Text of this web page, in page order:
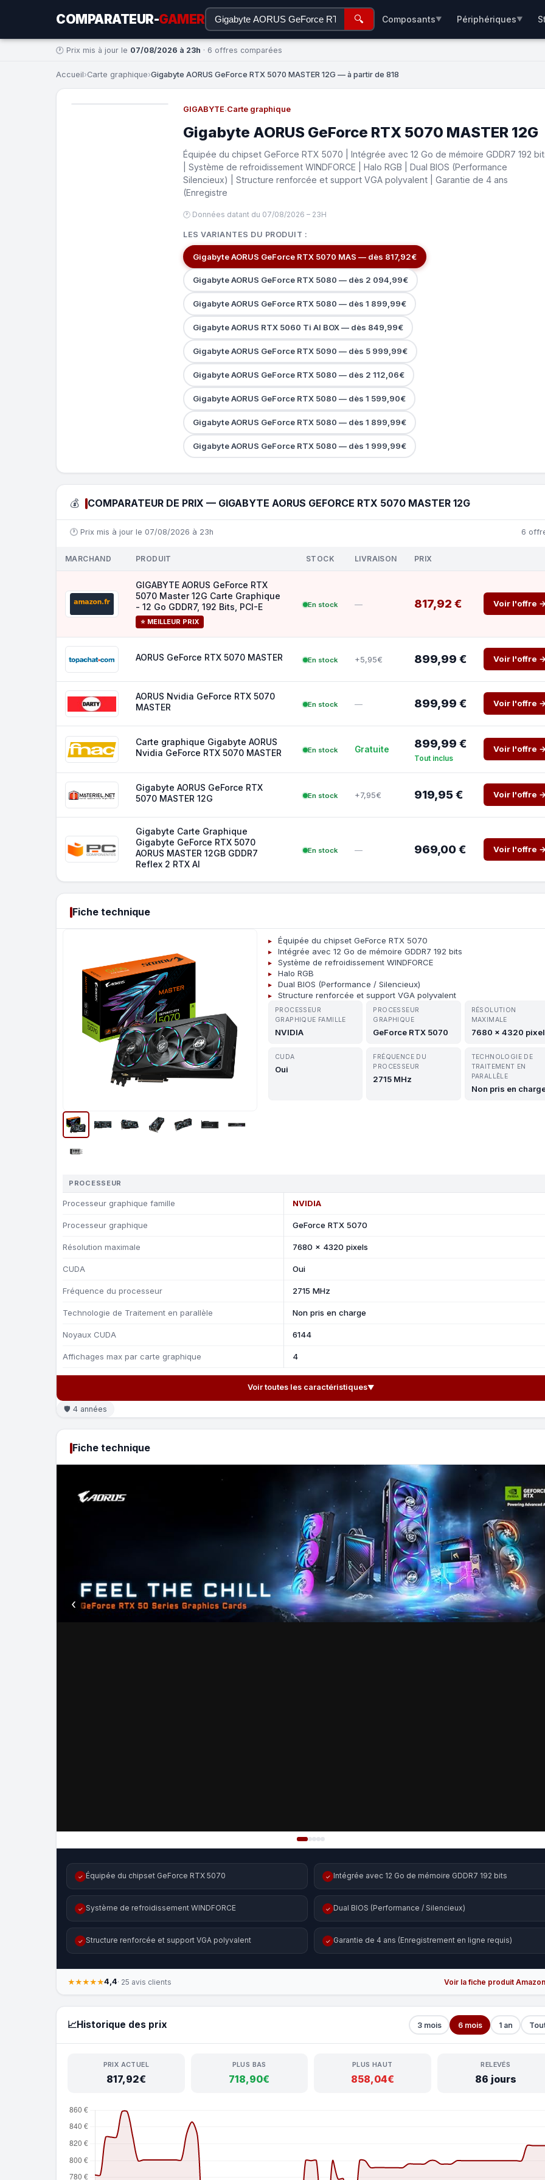
COMPARATEUR-GAMER 🔍 Composants▼ Périphériques▼
🕐 Prix mis à jour le 07/08/2026 à 23h · 6 offres comparées
Accueil›Carte graphique›Gigabyte AORUS GeForce RTX 5070 MASTER 12G — à partir de 818
GIGABYTE·Carte graphique
Gigabyte AORUS GeForce RTX 5070 MASTER 12G
Équipée du chipset GeForce RTX 5070 | Intégrée avec 12 Go de mémoire GDDR7 192
| Système de refroidissement WINDFORCE | Halo RGB | Dual BIOS (Performance
Silencieux) | Structure renforcée et support VGA polyvalent | Garantie de 4 ans
(Enregistre
🕐 Données datant du 07/08/2026 – 23H
LES VARIANTES DU PRODUIT :
Gigabyte AORUS GeForce RTX 5070 MAS — dès 817,92€
Gigabyte AORUS GeForce RTX 5080 — dès 2 094,99€
Gigabyte AORUS GeForce RTX 5080 — dès 1 899,99€
Gigabyte AORUS RTX 5060 Ti AI BOX — dès 849,99€
Gigabyte AORUS GeForce RTX 5090 — dès 5 999,99€
Gigabyte AORUS GeForce RTX 5080 — dès 2 112,06€
Gigabyte AORUS GeForce RTX 5080 — dès 1 599,90€
Gigabyte AORUS GeForce RTX 5080 — dès 1 899,99€
Gigabyte AORUS GeForce RTX 5080 — dès 1 999,99€
💰 COMPARATEUR DE PRIX — GIGABYTE AORUS GEFORCE RTX 5070 MASTER 12G
🕐 Prix mis à jour le 07/08/2026 à 23h 6
MARCHAND PRODUIT STOCK LIVRAISON PRIX
GIGABYTE AORUS GeForce RTX
5070 Master 12G Carte Graphique
- 12 Go GDDR7, 192 Bits, PCI-E
⭐ MEILLEUR PRIX
En stock — 817,92 € Voir l'offre
AORUS GeForce RTX 5070 MASTER En stock +5,95€ 899,99 € Voir l'offre
AORUS Nvidia GeForce RTX 5070
MASTER
En stock — 899,99 € Voir l'offre
Carte graphique Gigabyte AORUS
Nvidia GeForce RTX 5070 MASTER
En stock Gratuite 899,99 €
Tout inclus
Voir l'offre
Gigabyte AORUS GeForce RTX
5070 MASTER 12G
En stock +7,95€ 919,95 € Voir l'offre
Gigabyte Carte Graphique
Gigabyte GeForce RTX 5070
AORUS MASTER 12GB GDDR7
Reflex 2 RTX AI
En stock — 969,00 € Voir l'offre
Fiche technique
Équipée du chipset GeForce RTX 5070
Intégrée avec 12 Go de mémoire GDDR7 192 bits
Système de refroidissement WINDFORCE
Halo RGB
Dual BIOS (Performance / Silencieux)
Structure renforcée et support VGA polyvalent
PROCESSEUR
GRAPHIQUE FAMILLE
NVIDIA
PROCESSEUR
GRAPHIQUE
GeForce RTX 5070
RÉSOLUTION
MAXIMALE
7680 x 4320
CUDA
Oui
FRÉQUENCE DU
PROCESSEUR
2715 MHz
TECHNOLOGIE DE
TRAITEMENT EN
PARALLÈLE
Non pris en
PROCESSEUR
Processeur graphique famille NVIDIA
Processeur graphique GeForce RTX 5070
Résolution maximale 7680 x 4320 pixels
CUDA Oui
Fréquence du processeur 2715 MHz
Technologie de Traitement en parallèle Non pris en charge
Noyaux CUDA 6144
Affichages max par carte graphique 4
Voir toutes les caractéristiques▼
🛡 4 années
Fiche technique
‹
✓ Équipée du chipset GeForce RTX 5070 ✓ Intégrée avec 12 Go de mémoire GDDR7 192 bits
✓ Système de refroidissement WINDFORCE ✓ Dual BIOS (Performance / Silencieux)
✓ Structure renforcée et support VGA polyvalent ✓ Garantie de 4 ans (Enregistrement en ligne requis)
★★★★★4,4· 25 avis clients Voir la fiche produit
📈Historique des prix 3 mois 6 mois 1 an
PRIX ACTUEL
817,92€
PLUS BAS
718,90€
PLUS HAUT
858,04€
RELEVÉS
86 jours